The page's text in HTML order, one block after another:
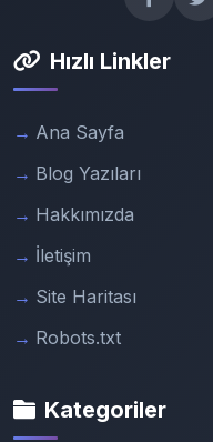
Hızlı Linkler
Ana Sayfa
Blog Yazıları
Hakkımızda
İletişim
Site Haritası
Robots.txt
Kategoriler